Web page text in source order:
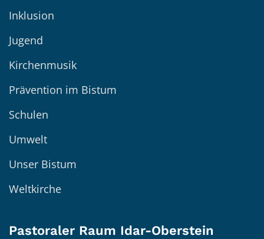
Inklusion
Jugend
Kirchenmusik
Prävention im Bistum
Schulen
Umwelt
Unser Bistum
Weltkirche
Pastoraler Raum Idar-Oberstein